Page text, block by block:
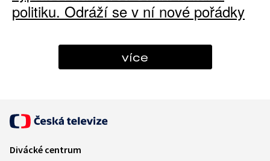
politiku. Odráží se v ní nové pořádky
více